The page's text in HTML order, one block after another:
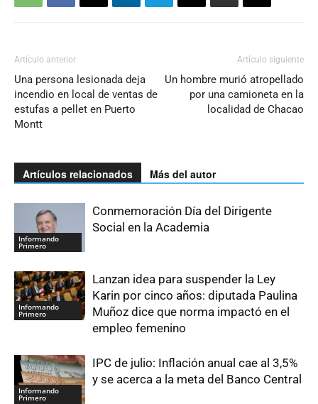
Artículo anterior
Una persona lesionada deja
incendio en local de ventas de
estufas a pellet en Puerto
Montt
Artículo siguiente
Un hombre murió atropellado
por una camioneta en la
localidad de Chacao
Artículos relacionados Más del autor
Informando
Primero
Conmemoración Día del Dirigente
Social en la Academia
Informando
Primero
Lanzan idea para suspender la Ley
Karin por cinco años: diputada Paulina
Muñoz dice que norma impactó en el
empleo femenino
Informando
Primero
IPC de julio: Inflación anual cae al 3,5%
y se acerca a la meta del Banco Central